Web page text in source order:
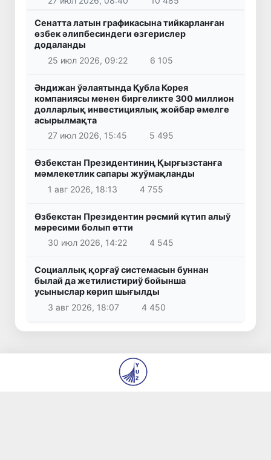
Сенатта латын графикасына тийкарланған
өзбек әлипбесиндеги өзгерислер
додаланды
25 июл 2026, 09:22
6 105
Әндижан ўәлаятында Қубла Корея
компаниясы менен биргеликте 300 миллион
долларлық инвестициялық жойбар әмелге
асырылмақта
27 июл 2026, 15:45
5 495
Өзбекстан Президентиниң Қырғызстанға
мәмлекетлик сапары жуўмақланды
1 авг 2026, 18:13
4 755
Өзбекстан Президентин рәсмий күтип алыў
мәресими болып өтти
30 июл 2026, 14:22
4 545
Социаллық қорғаў системасын буннан
былай да жетилистириў бойынша
усыныслар көрип шығылды
3 авг 2026, 18:07
4 450